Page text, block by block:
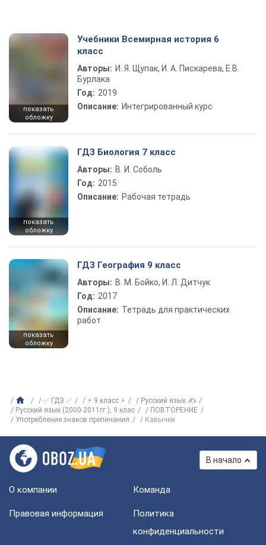
показать
обложку
Учебники Всемирная история 6
класс
Авторы: И. Я. Щупак, И. А. Пискарева, Е.В.
Бурлака
Год: 2019
Описание: Интегрированный курс
показать
обложку
ГДЗ Биология 7 класс
Авторы: В. И. Соболь
Год: 2015
Описание: Рабочая тетрадь
показать
обложку
ГДЗ География 9 класс
Авторы: В. М. Бойко, И. Л. Дитчук
Год: 2017
Описание: Тетрадь для практических
работ
✅ ГДЗ ✅ ⚡ 9 класс ⚡
Русский язык ✍
Русский язык (2000-2011гг.), 9 клас
ПОВТОРЕНИЕ
Употребление знаков препинания
Кавычки
В начало
О компании Команда
Правовая информация
Политика
конфиденциальности